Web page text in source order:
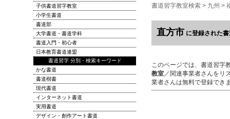
書道習字教室検索 > 九州 >
直方市 に登録された
このページでは、書道習字
教室／関連事業者さんをリ
業者さんは無料で登録でき
子供書道習字教室
小学生書道
書道部
大学書道・書道学科
書道入門・初心者
日本教育書道連盟
書道習字 分別・検索キーワード
かな書道
書道楷書
現代書道
インターネット書道
実用書道
デザイン・創作アート書道